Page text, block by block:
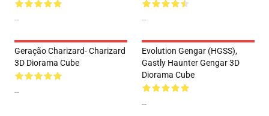
-- --
Geração Charizard- Charizard
3D Diorama Cube
--
Evolution Gengar (HGSS),
Gastly Haunter Gengar 3D
Diorama Cube
--